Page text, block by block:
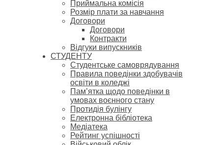
Приймальна комісія
Розмір плати за навчання
Договори
Договори
Контракти
Відгуки випускників
СТУДЕНТУ
Cтудентське самоврядування
Правила поведінки здобувачів
освіти в коледжі
Пам’ятка щодо поведінки в
умовах воєнного стану
Протидія булінгу
Електронна бібліотека
Медіатека
Рейтинг успішності